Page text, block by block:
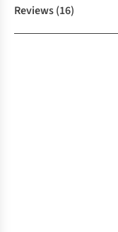
Reviews(16)